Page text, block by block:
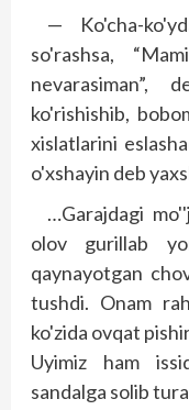
— Ko'cha-
so'rashsa,
nevarasiman”,
ko'rishishib,
xislatlarini
o'xshayin deb
…Garajdagi
olov gurillab
qaynayotgan
tushdi. Onam
ko'zida ovqat
Uyimiz ham
sandalga solib